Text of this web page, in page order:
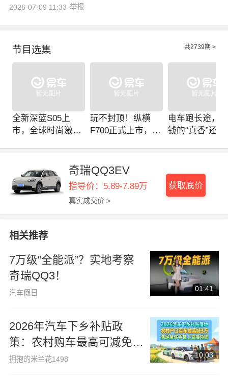
2026-07-09 11:33 举报
节目选集 共2739期 >
全新深蓝S05上
市，全球时尚激光
玩不封顶！纵横
F700正式上市，开
电车跑长途，
钱的“真香”还是
奇瑞QQ3EV
指导价：5.89-7.89万
真实成交价 >
获取底价
相关推荐
7万级“全能派”？实地考察
奇瑞QQ3！
汽车假日
01:41
2026年汽车下乡补贴政
策：农村购车最高可减免3
万元，符合条件者可直接领
拥抱的米兰花1498
10:03